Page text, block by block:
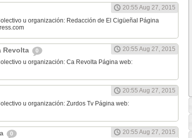
20:55 Aug 27, 2015
u organización: Redacción de El Cigüeñal Página
Revolta 0
20:55 Aug 27, 2015
u organización: Ca Revolta Página web:
20:55 Aug 27, 2015
u organización: Zurdos Tv Página web:
0
20:55 Aug 27, 2015